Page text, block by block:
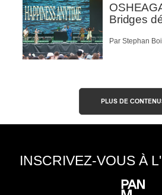
Bridges
Par Stephan
PLUS DE
INSCRIVEZ-VOUS À